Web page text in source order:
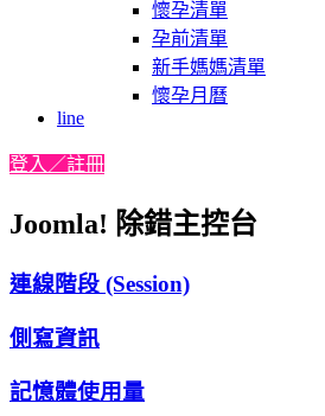
懷孕清單
孕前清單
新手媽媽清單
懷孕月曆
line
登入／註冊
Joomla! 除錯主控台
連線階段 (Session)
側寫資訊
記憶體使用量